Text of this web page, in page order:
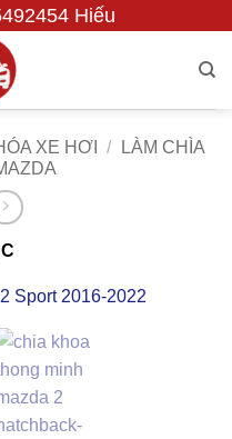
Hiếu
XE HƠI /
LÀM CHÌA